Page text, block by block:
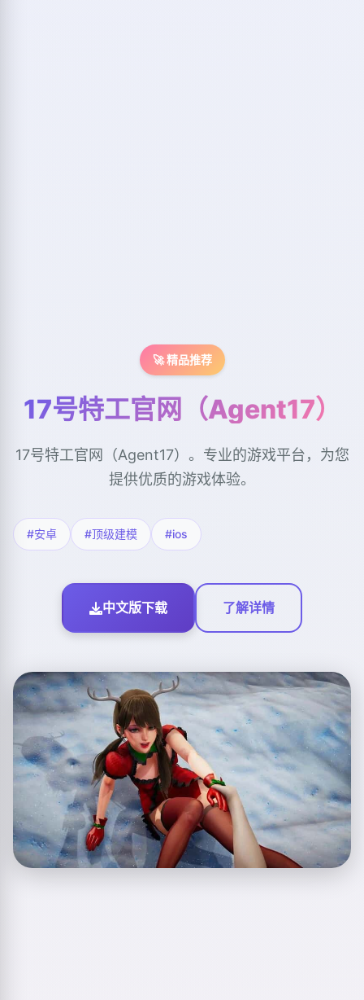
🚀 精品推荐
17号特工官网（Agent17）
17号特工官网（Agent17）。专业的游戏平台，为您
提供优质的游戏体验。
#安卓 #顶级建模 #ios
中文版下载 了解详情